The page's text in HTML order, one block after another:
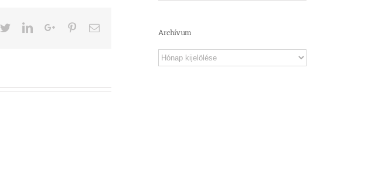
TwitterLinkedInGoogle+PinterestEmail
Archívum
Archívum